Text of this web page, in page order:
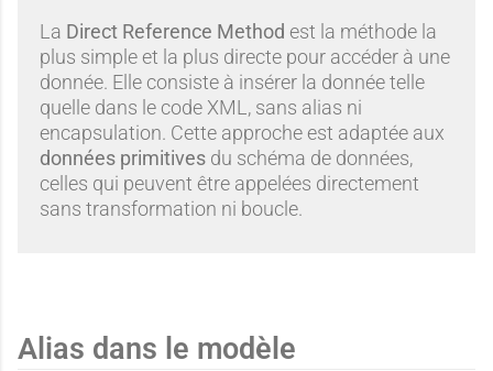
La Direct Reference Method est la méthode la
plus simple et la plus directe pour accéder à une
donnée. Elle consiste à insérer la donnée telle
quelle dans le code XML, sans alias ni
encapsulation. Cette approche est adaptée aux
données primitives du schéma de données,
celles qui peuvent être appelées directement
sans transformation ni boucle.
Alias dans le modèle